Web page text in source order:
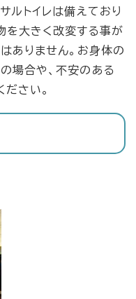
ルトイレは備えており
を大きく改変する事が
ありません。お身体の
場合や、不安のある
さい。